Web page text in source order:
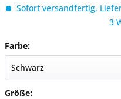
Sofort versandfertig,
3
Farbe:
Größe: